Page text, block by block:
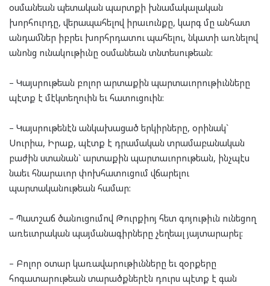
օսմանեան պետական պարտքի խնամակալական
խորհուրդը, վերապահելով իրաւունքը, կարգ մը անհատ
անդամներ իբրեւ խորհրդատու պահելու, նկատի առնելով
անոնց ունակութիւնը օսմանեան տնտեսութեան:
– Կայսրութեան բոլոր արտաքին պարտաւորութիւնները
պէտք է մէկտեղուին եւ հատուցուին:
– Կայսրութենէն անկախացած երկիրները, օրինակ`
Սուրիա, Իրաք, պէտք է դրամական տրամաբանական
բաժին ստանան` արտաքին պարտաւորութեան, ինչպէս
նաեւ հնարաւոր փոխհատուցում վճարելու
պարտականութեան համար:
– Պատշաճ ծանուցումով Թուրքիոյ հետ գոյութիւն ունեցող
առեւտրական պայմանագիրները չեղեալ յայտարարել:
– Բոլոր օտար կառավարութիւնները եւ զօրքերը
հոգատարութեան տարածքներէն դուրս պէտք է գան